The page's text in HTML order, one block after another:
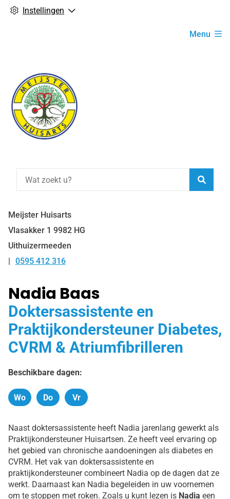
Instellingen
Menu
Meijster Huisarts
Vlasakker 1 9982 HG
Uithuizermeeden
Tel:
0595 412 316
Nadia Baas
Doktersassistente en
Praktijkondersteuner Diabetes,
CVRM & Atriumfibrilleren
Beschikbare dagen:
Woensdag
Wo Donderdag
Do Vrijdag
Vr
Naast doktersassistente heeft Nadia jarenlang gewerkt als
Praktijkondersteuner Huisartsen. Ze heeft veel ervaring op
het gebied van chronische aandoeningen als diabetes en
CVRM. Het vak van doktersassistente en
praktijkondersteuner combineert Nadia op de dagen dat ze
werkt. Daarnaast kan Nadia begeleiden in uw voornemen
om te stoppen met roken. Zoals u kunt lezen is Nadia een